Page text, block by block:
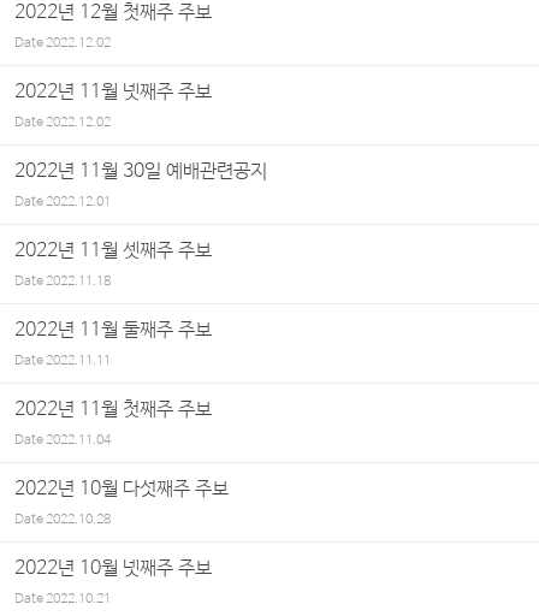
2022년 12월 첫째주 주보
Date2022.12.02
2022년 11월 넷째주 주보
Date2022.12.02
2022년 11월 30일 예배관련공지
Date2022.12.01
2022년 11월 셋째주 주보
Date2022.11.18
2022년 11월 둘째주 주보
Date2022.11.11
2022년 11월 첫째주 주보
Date2022.11.04
2022년 10월 다섯째주 주보
Date2022.10.28
2022년 10월 넷째주 주보
Date2022.10.21